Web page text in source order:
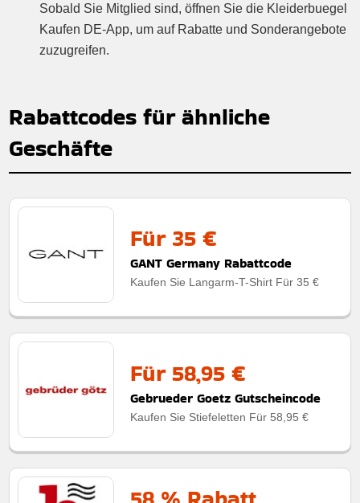
Sobald Sie Mitglied sind, öffnen Sie die Kleiderbuegel
Kaufen DE-App, um auf Rabatte und Sonderangebote
zuzugreifen.
Rabattcodes für ähnliche
Geschäfte
Für 35 €
GANT Germany Rabattcode
Kaufen Sie Langarm-T-Shirt Für 35 €
Für 58,95 €
Gebrueder Goetz Gutscheincode
Kaufen Sie Stiefeletten Für 58,95 €